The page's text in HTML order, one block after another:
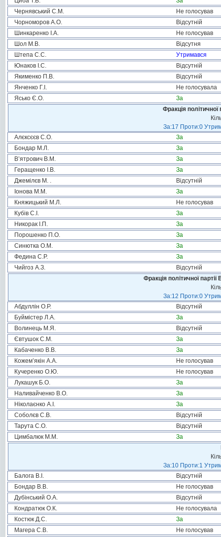
Чернявський С.М.
Не голосував
Чорноморов А.О.
Відсутній
Шинкаренко І.А.
Не голосував
Шол М.В.
Відсутня
Штепа С.С.
Утримався
Юнаков І.С.
Відсутній
Якименко П.В.
Відсутній
Янченко Г.І.
Не голосувала
Ясько Є.О.
За
Фракція
За:17 Проти:0
Алєксєєв С.О.
За
Бондар М.Л.
За
В’ятрович В.М.
За
Геращенко І.В.
За
Джемілєв М. .
Відсутній
Іонова М.М.
За
Княжицький М.Л.
Не голосував
Кубів С.І.
За
Никорак І.П.
За
Порошенко П.О.
За
Синютка О.М.
За
Федина С.Р.
За
Чийгоз А.З.
Відсутній
Фракція політичної
За:12 Проти:0
Абдуллін О.Р.
Відсутній
Буймістер Л.А.
За
Волинець М.Я.
Відсутній
Євтушок С.М.
За
Кабаченко В.В.
За
Кожем’якін А.А.
Не голосував
Кучеренко О.Ю.
Не голосував
Лукашук Б.О.
За
Наливайченко В.О.
За
Ніколаєнко А.І.
За
Соболєв С.В.
Відсутній
Тарута С.О.
Відсутній
Цимбалюк М.М.
За
За:10 Проти:1
Балога В.І.
Відсутній
Бондар В.В.
Не голосував
Дубінський О.А.
Відсутній
Кондратюк О.К.
Не голосувала
Костюк Д.С.
За
Магера С.В.
Не голосував